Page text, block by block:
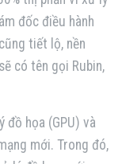
đốc điều hành
tiết lộ, nền
có tên gọi Rubin,
đồ họa (GPU) và
mới. Trong đó,